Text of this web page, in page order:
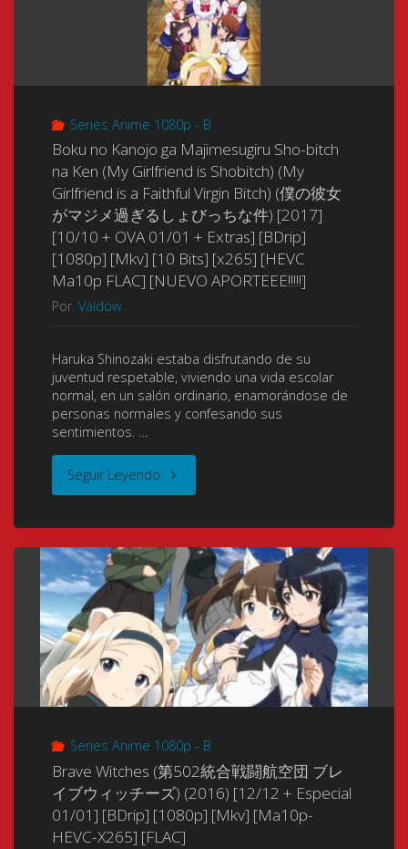
名
を
ぶ)
[2008]
[01/01
+
[688p]
[Mkv]
FLAC]
[NUEVO
APORTE-
NUEVA
VERSIÓN!]"
(Bleach
the
Movie:
The
DiamondDust
Rebellion)
(劇
場
BLEACH
The
Rebellion
う
一
つ
の
輪
丸)
[2007]
of
Nobody
(Bleach
La
Película
Recuerdos
de
(Bleach
the
Memories
Nobody)
(劇
場
版
MEMORIES
OF
NOBODY)
Series Anime 1080p - B
Boku no Kanojo ga Majimesugiru Sho-bitch
na Ken (My Girlfriend is Shobitch) (My
Girlfriend is a Faithful Virgin Bitch) (僕の彼女
がマジメ過ぎるしょびっちな件) [2017]
[10/10 + OVA 01/01 + Extras] [BDrip]
[1080p] [Mkv] [10 Bits] [x265] [HEVC
Ma10p FLAC] [NUEVO APORTEEE!!!!!]
Por Valdow
Haruka Shinozaki estaba disfrutando de su
juventud respetable, viviendo una vida escolar
normal, en un salón ordinario, enamorándose de
personas normales y confesando sus
sentimientos. …
Seguir Leyendo "Boku
Kanojo
ga
Majimesugiru
Sho-
bitch
na
Ken
(My
Series Anime 1080p - B
Brave Witches (第502統合戦闘航空団 ブレ
イブウィッチーズ) (2016) [12/12 + Especial
01/01] [BDrip] [1080p] [Mkv] [Ma10p-
HEVC-X265] [FLAC]